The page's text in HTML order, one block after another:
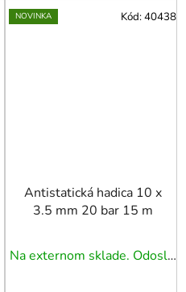
NOVINKA
Antistatická hadica 10 x
3.5 mm 20 bar 15 m
Na externom sklade. Odoslanie 3 - 5 prac. dní.
Kód:40438